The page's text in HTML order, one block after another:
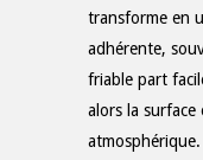
transforme en
adhérente,
friable part
alors la surface